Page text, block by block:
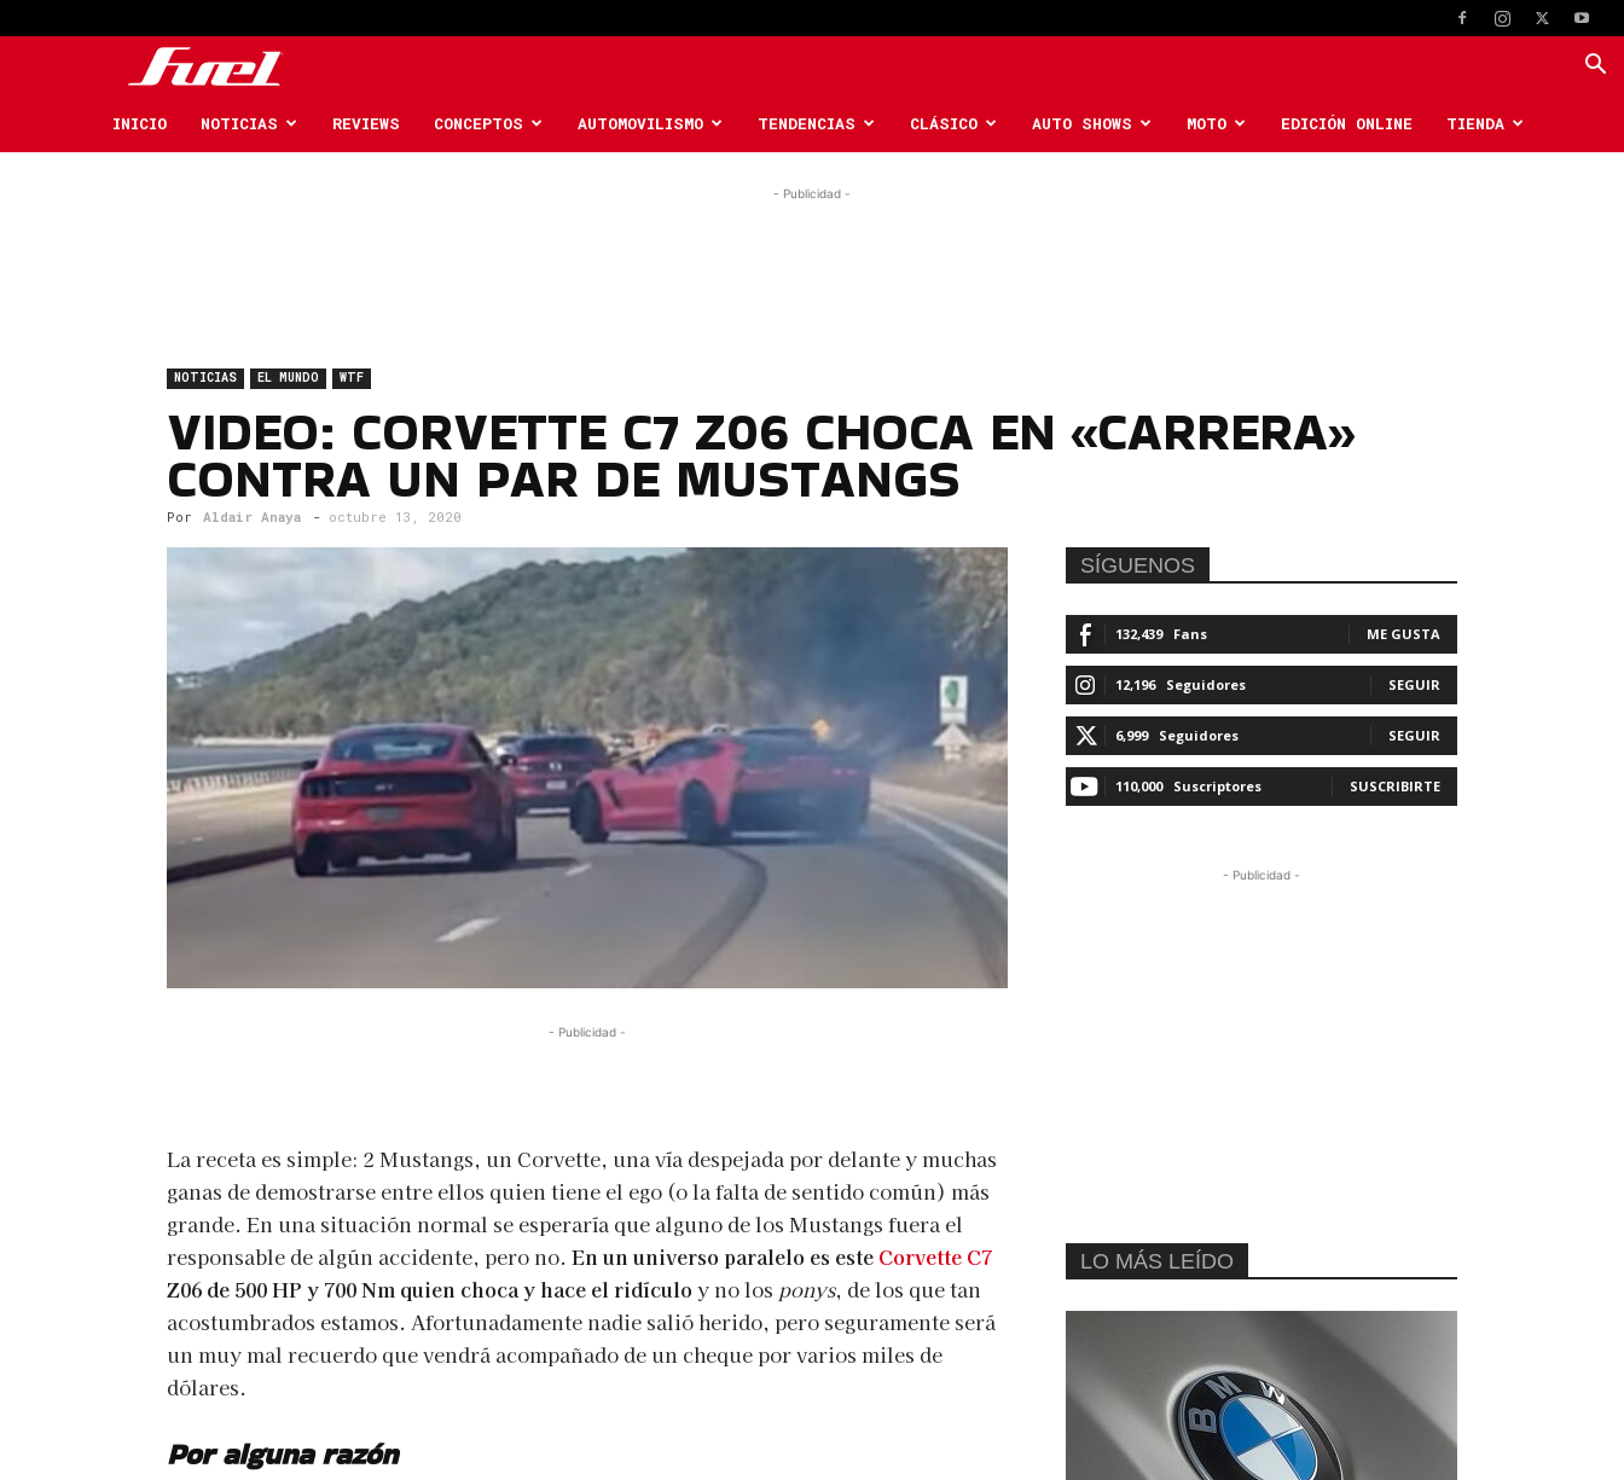
Car
INICIO NOTICIAS REVIEWS CONCEPTOS AUTOMOVILISMO TENDENCIAS CLÁSICO AUTO SHOWS MOTO EDICIÓN ONLINE TIENDA
- Publicidad -
NOTICIAS EL MUNDO WTF
VIDEO: CORVETTE C7 Z06 CHOCA EN «CARRERA»
CONTRA UN PAR DE MUSTANGS
Por Aldair Anaya - octubre 13, 2020
- Publicidad -
La receta es simple: 2 Mustangs, un Corvette, una vía despejada por delante y muchas
ganas de demostrarse entre ellos quien tiene el ego (o la falta de sentido común) más
grande. En una situación normal se esperaría que alguno de los Mustangs fuera el
responsable de algún accidente, pero no. En un universo paralelo es este Corvette C7
Z06 de 500 HP y 700 Nm quien choca y hace el ridículo y no los ponys, de los que tan
acostumbrados estamos. Afortunadamente nadie salió herido, pero seguramente será
un muy mal recuerdo que vendrá acompañado de un cheque por varios miles de
dólares.
Por alguna razón
SÍGUENOS
132,439 Fans ME GUSTA
12,196 Seguidores SEGUIR
6,999 Seguidores SEGUIR
110,000 Suscriptores SUSCRIBIRTE
- Publicidad -
LO MÁS LEÍDO